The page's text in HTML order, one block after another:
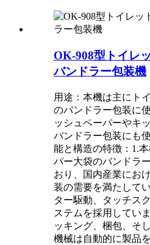
OK-908型トイレ
バンドラー包装機
用途：本機は主にト
のバンドラー包装に
ッシュペーパーやキ
バンドラー包装にも
能と構造の特徴：1.
パー大袋のバンドラ
おり、国内産業にお
装の需要を満たして
ター駆動、タッチス
ステムを採用してい
ッキング、梱包、そ
機械は自動的に製品